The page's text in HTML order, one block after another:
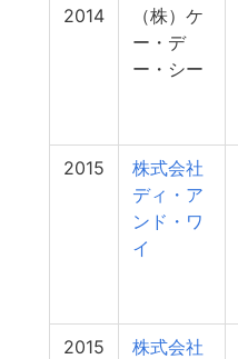
2014
（株）ケ
ー・デ
ー・シー
2015
株式会社
ディ・ア
ンド・ワ
イ
2015
株式会社